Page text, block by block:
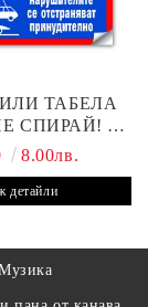
ТАБЕЛА
СПИРАЙ! -
СМ
8.00лв.
детайли